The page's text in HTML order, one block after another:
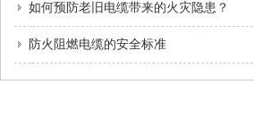
如何预防老旧电缆带来的火灾隐患？
防火阻燃电缆的安全标准